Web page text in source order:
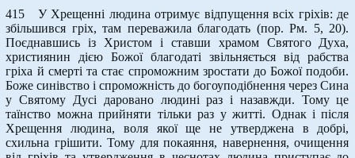
415 У Хрещенні людина отримує відпущення всіх гріхів: де
збільшився гріх, там переважила благодать (пор. Рм. 5, 20).
Поєднавшись із Христом і ставши храмом Святого Духа,
християнин дією Божої благодаті звільняється від рабства
гріха й смерті та стає спроможним зростати до Божої подоби.
Боже синівство і спроможність до богоуподібнення через Сина
у Святому Дусі даровано людині раз і назавжди. Тому це
таїнство можна прийняти тільки раз у житті. Однак і після
Хрещення людина, воля якої ще не утверджена в добрі,
схильна грішити. Тому для покаяння, навернення, очищення